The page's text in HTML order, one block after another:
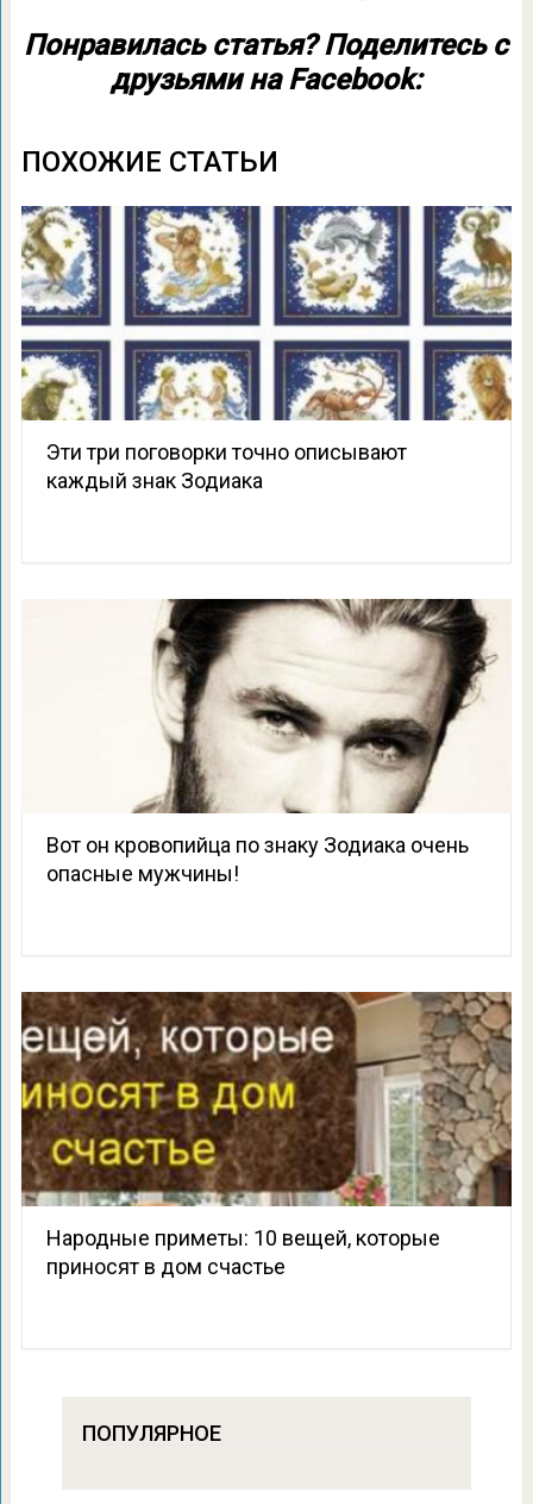
Понравилась статья? Поделитесь с
друзьями на Facebook:
ПОХОЖИЕ СТАТЬИ
Эти три поговорки точно описывают
каждый знак Зодиака
Вот он кровопийца по знаку Зодиака очень
опасные мужчины!
Народные приметы: 10 вещей, которые
приносят в дом счастье
ПОПУЛЯРНОЕ